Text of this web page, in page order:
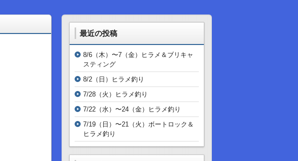
最近の投稿
8/6（木）〜7（金）ヒラメ＆ブリキャ
スティング
8/2（日）ヒラメ釣り
7/28（火）ヒラメ釣り
7/22（水）〜24（金）ヒラメ釣り
7/19（日）〜21（火）ボートロック＆
ヒラメ釣り